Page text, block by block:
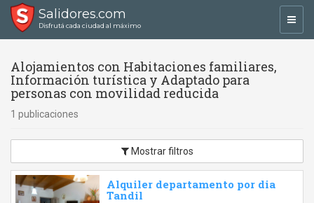
Salidores.com
Disfrutá cada ciudad al máximo
Alojamientos con Habitaciones familiares,
Información turística y Adaptado para
personas con movilidad reducida
1 publicaciones
Mostrar filtros
Alquiler departamento por dia
Tandil